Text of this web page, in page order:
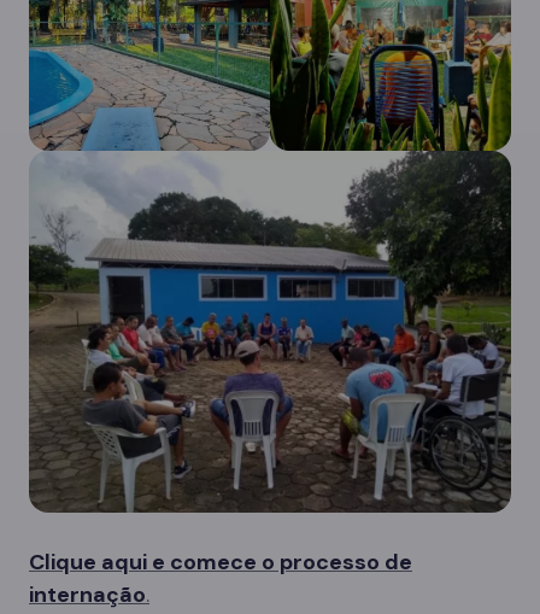
Clique aqui e comece o processo de
internação.